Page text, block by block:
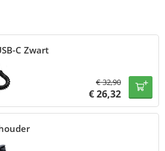
C Zwart
€32,90
€26,32